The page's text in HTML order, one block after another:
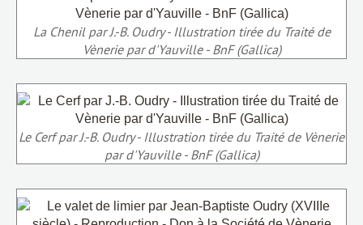
La Chenil par J.-B. Oudry - Illustration tirée du Traité de
Vènerie par d'Yauville - BnF (Gallica)
Le Cerf par J.-B. Oudry - Illustration tirée du Traité de Vènerie
par d'Yauville - BnF (Gallica)